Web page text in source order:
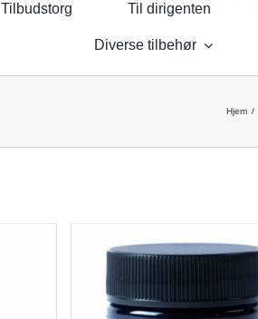
Tilbudstorg Til dirigenten
Diverse tilbehør
Hjem